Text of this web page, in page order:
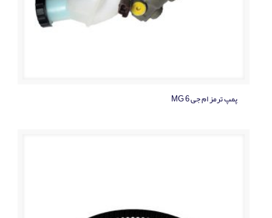
پمپ ترمز ام جی MG 6